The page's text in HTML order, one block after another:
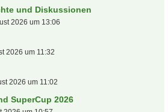
und Diskussionen
2026 um 13:06
2026 um 11:32
2026 um 11:02
SuperCup 2026